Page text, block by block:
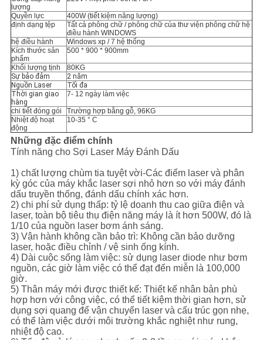
lượng
Quyền lực
400W (tiết kiệm năng lượng)
định dạng tệp
Tất cả phông chữ / phông chữ của thư viện phông chữ hệ
điều hành WINDOWS
hệ điều hành
Windows xp / 7 hệ thống
Kích thước sản
phẩm
500 * 900 * 900mm
Khối lượng tịnh
80KG
Sự bảo đảm
2 năm
Nguồn Laser
Tối đa
Thời gian giao
hàng
7- 12 ngày làm việc
chi tiết đóng gói
Trường hợp bằng gỗ, 96KG
Nhiệt độ hoạt
động
10-35 ° C
Những đặc điểm chính
Tính năng cho Sợi Laser Máy Đánh Dấu
1) chất lượng chùm tia tuyệt vời-Các điểm laser và phân
kỳ góc của máy khắc laser sợi nhỏ hơn so với máy đánh
dấu truyền thống, đánh dấu chính xác hơn.
2) chi phí sử dụng thấp: tỷ lệ doanh thu cao giữa điện và
laser, toàn bộ tiêu thụ điện năng máy là ít hơn 500W, đó là
1/10 của nguồn laser bơm ánh sáng.
3) Vận hành không cần bảo trì: Không cần bảo dưỡng
laser, hoặc điều chỉnh / vệ sinh ống kính.
4) Dài cuộc sống làm việc: sử dụng laser diode như bơm
nguồn, các giờ làm việc có thể đạt đến miễn là 100,000
giờ.
5) Thân máy mới được thiết kế: Thiết kế nhân bản phù
hợp hơn với công việc, có thể tiết kiệm thời gian hơn, sử
dụng sợi quang để vận chuyển laser và cấu trúc gọn nhẹ,
có thể làm việc dưới môi trường khắc nghiệt như rung,
nhiệt độ cao.